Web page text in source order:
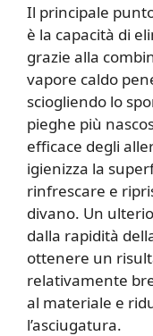
Il principale
è la capacità di
grazie alla
vapore caldo
sciogliendo lo
pieghe più
efficace degli
igienizza la
rinfrescare e
divano. Un
dalla rapidità
ottenere un
relativamente
al materiale e
l’asciugatura.